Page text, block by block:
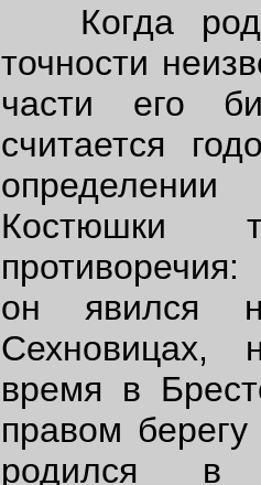
Когда
точности
части его
считается
Костюшки
он явился
Сехновицах,
время в
правом
родился в